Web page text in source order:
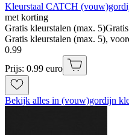
Kleurstaal CATCH
met korting
Gratis kleurstalen (max. 5)
Gratis kleurstalen (max. 5),
0.99
Prijs: 0.99 euro
Bekijk alles in (vouw)gordijn